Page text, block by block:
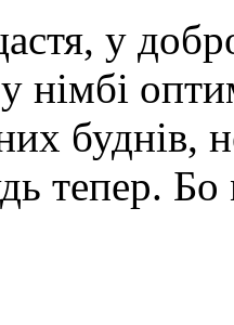
у
німбі
буднів,
тепер. Бо